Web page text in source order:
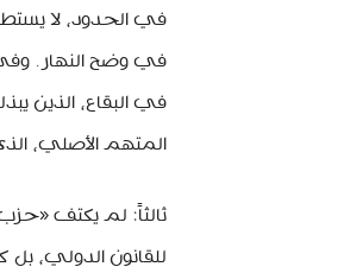
في الحدود، لا
في وضح النهار.
في البقاع، الذين
المتهم الأصلي،
ثالثاً: لم يكتف
للقانون الدولي، بل